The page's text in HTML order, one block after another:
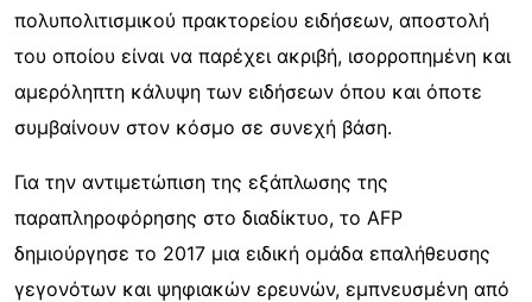
πολυπολιτισμικού πρακτορείου ειδήσεων, αποστολή
του οποίου είναι να παρέχει ακριβή, ισορροπημένη και
αμερόληπτη κάλυψη των ειδήσεων όπου και όποτε
συμβαίνουν στον κόσμο σε συνεχή βάση.
Για την αντιμετώπιση της εξάπλωσης της
παραπληροφόρησης στο διαδίκτυο, το AFP
δημιούργησε το 2017 μια ειδική ομάδα επαλήθευσης
γεγονότων και ψηφιακών ερευνών, εμπνευσμένη από